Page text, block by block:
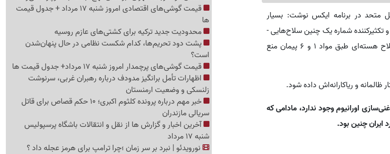
متحد در برنامه ایکس نوشت: بسیار
کلاهک هسته‌ای و تکثیرکننده شماره یک چنین سلاح‌هایی -
به طور آشکار از تعهدات خود در زمینه عدم اشاعه هسته‌ای و خلع سلاح هسته‌ای طبق مواد 1 و 6 پیمان منع
ظالمانه و ریاکارانه‌اش داده شود.
اورانیوم وجود ندارد، مادامی که
ایران چنین بود.
قیمت گوشی‌های اقتصادی امروز شنبه 17 مرداد + جدول قیمت
ها
محدودیت جدید ترکیه برای کشتی‌های عازم روسیه
پشت دود تحریم‌ها، کدام شکست نظامی در حال پنهان‌شدن
است؟
قیمت گوشی‌های پرچمدار امروز شنبه 17 مرداد+ جدول قیمت ها
اظهارات تأمل برانگیز مدودف درباره رهبران غربی، سرنوشت
زلنسکی و وضعیت ارمنستان
خبر مهم درباره پرونده کلثوم اکبری؛ 10 حکم قصاص برای قاتل
سریالی مازندران
آخرین اخبار و گزارش ها از نقل و انتقالات باشگاه پرسپولیس
شنبه 17 مرداد
نورویدئو | نبرد بر سر زمان ؛چرا ترامپ برای هرمز عجله داد ؟